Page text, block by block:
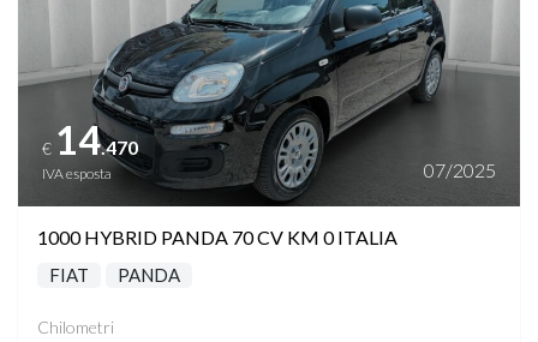
€ 14.470
IVA esposta 07/2025
1000 HYBRID PANDA 70 CV KM 0 ITALIA
FIAT PANDA
Chilometri